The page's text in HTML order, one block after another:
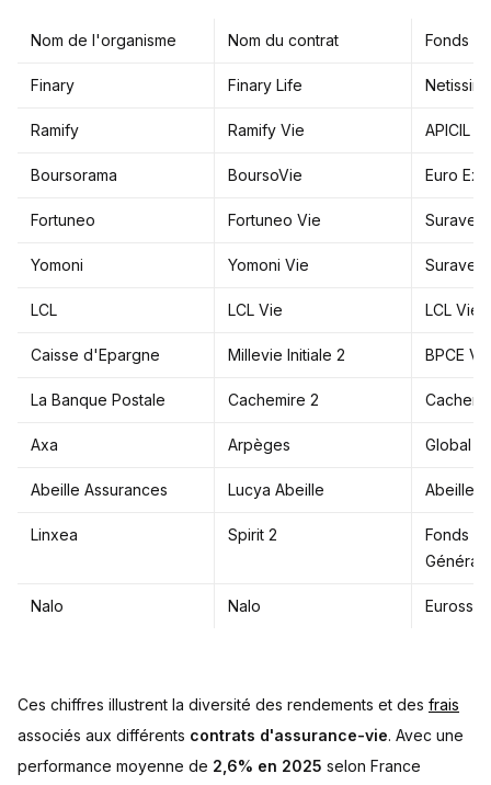
Nom de l'organisme Nom du contrat Fonds
Finary Finary Life
Ramify Ramify Vie APICIL
Boursorama BoursoVie Euro
Fortuneo Fortuneo Vie
Yomoni Yomoni Vie
LCL LCL Vie LCL Vie
Caisse d'Epargne Millevie Initiale 2 BPCE
La Banque Postale Cachemire 2
Axa Arpèges Global
Abeille Assurances Lucya Abeille Abeille
Linxea Spirit 2
Fonds
Nalo Nalo
Ces chiffres illustrent la diversité des rendements et des frais
associés aux différents contrats d'assurance-vie. Avec une
performance moyenne de 2,6% en 2025 selon France